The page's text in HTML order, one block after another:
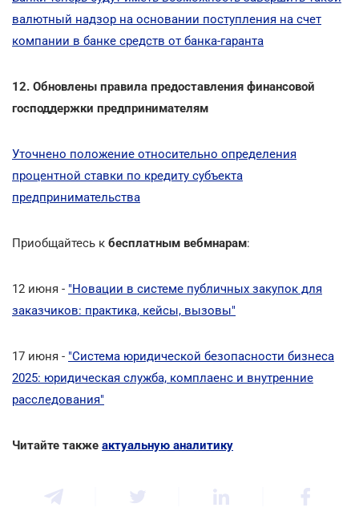
валютный надзор на основании поступления на счет
компании в банке средств от банка-гаранта
12. Обновлены правила предоставления финансовой
господдержки предпринимателям
Уточнено положение относительно определения
процентной ставки по кредиту субъекта
предпринимательства
Приобщайтесь к бесплатным вебмнарам:
12 июня - "Новации в системе публичных закупок для
заказчиков: практика, кейсы, вызовы"
17 июня - "Система юридической безопасности бизнеса
2025: юридическая служба, комплаенс и внутренние
расследования"
Читайте также актуальную аналитику